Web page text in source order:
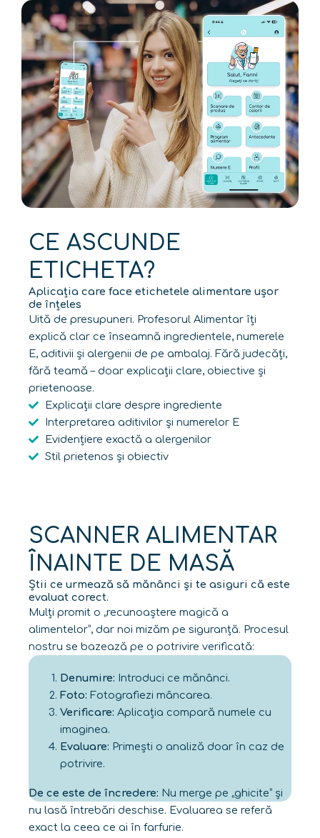
CE ASCUNDE
ETICHETA?
Aplicația care face etichetele alimentare ușor
de înțeles
Uită de presupuneri. Profesorul Alimentar îți
explică clar ce înseamnă ingredientele, numerele
E, aditivii și alergenii de pe ambalaj. Fără judecăți,
fără teamă – doar explicații clare, obiective și
prietenoase.
Explicații clare despre ingrediente
Interpretarea aditivilor și numerelor E
Evidențiere exactă a alergenilor
Stil prietenos și obiectiv
SCANNER ALIMENTAR
ÎNAINTE DE MASĂ
Știi ce urmează să mănânci și te asiguri că este
evaluat corect.
Mulți promit o „recunoaștere magică a
alimentelor”, dar noi mizăm pe siguranță. Procesul
nostru se bazează pe o potrivire verificată:
Denumire: Introduci ce mănânci.
Foto: Fotografiezi mâncarea.
Verificare: Aplicația compară numele cu
imaginea.
Evaluare: Primești o analiză doar în caz de
potrivire.
De ce este de încredere: Nu merge pe „ghicite” și
nu lasă întrebări deschise. Evaluarea se referă
exact la ceea ce ai în farfurie.